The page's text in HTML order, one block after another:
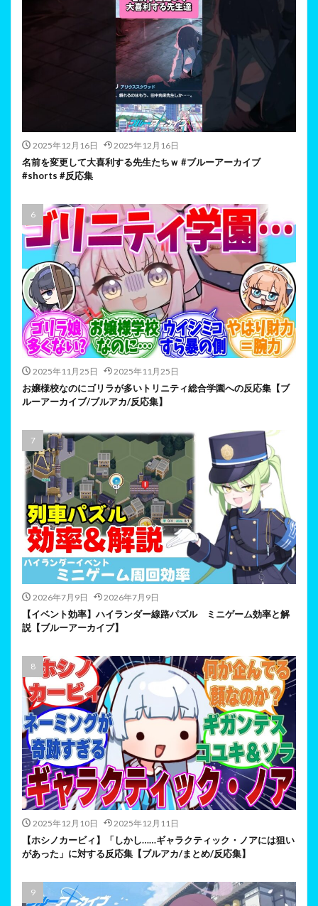
2025年12月16日 2025年12月16日
名前を変更して大喜利する先生たちｗ #ブルーアーカイブ
#shorts #反応集
2025年11月25日 2025年11月25日
お嬢様校なのにゴリラが多いトリニティ総合学園への反応集【ブ
ルーアーカイブ/ブルアカ/反応集】
2026年7月9日 2026年7月9日
【イベント効率】ハイランダー線路パズル ミニゲーム効率と解
説【ブルーアーカイブ】
2025年12月10日 2025年12月11日
【ホシノカービィ】「しかし……ギャラクティック・ノアには狙い
があった」に対する反応集【ブルアカ/まとめ/反応集】